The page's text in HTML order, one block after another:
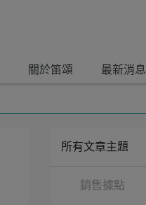
關於笛頌 最新消息
所有文章主題
銷售據點